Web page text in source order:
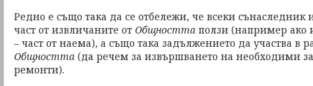
Редно е също така да се отбележи, че всеки сънаследник
част от извличаните от Общността ползи (например ако
– част от наема), а също така задължението да участва в
Общността (да речем за извършването на необходими
ремонти).